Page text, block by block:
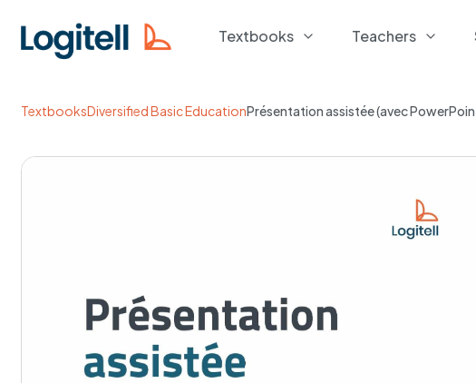
Textbooks Teachers
TextbooksDiversified Basic EducationPrésentation assistée (avec